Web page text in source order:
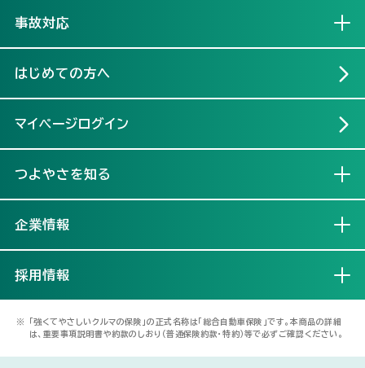
事故対応
はじめての方へ
マイページログイン
つよやさを知る
企業情報
採用情報
※
「強くてやさしいクルマの保険」の正式名称は「総合自動車保険」です。本商品の詳細
は、重要事項説明書や約款のしおり（普通保険約款・特約）等で必ずご確認ください。